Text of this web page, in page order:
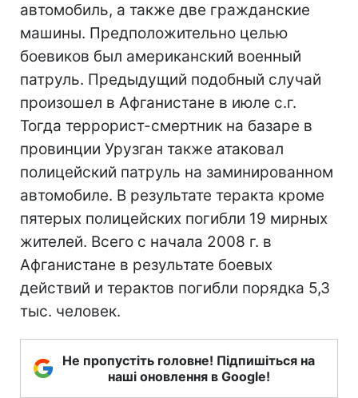
автомобиль, а также две гражданские
машины. Предположительно целью
боевиков был американский военный
патруль. Предыдущий подобный случай
произошел в Афганистане в июле с.г.
Тогда террорист-смертник на базаре в
провинции Урузган также атаковал
полицейский патруль на заминированном
автомобиле. В результате теракта кроме
пятерых полицейских погибли 19 мирных
жителей. Всего с начала 2008 г. в
Афганистане в результате боевых
действий и терактов погибли порядка 5,3
тыс. человек.
Не пропустіть головне! Підпишіться на
наші оновлення в Google!